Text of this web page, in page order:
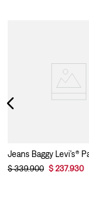
Jeans Baggy Levi’s®
$339.900 $237.930